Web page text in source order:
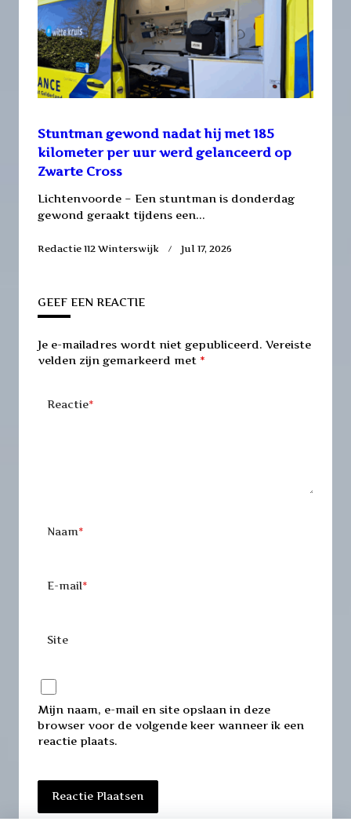
Stuntman gewond nadat hij met 185
kilometer per uur werd gelanceerd op
Zwarte Cross
Lichtenvoorde – Een stuntman is donderdag
gewond geraakt tijdens een...
Redactie 112 Winterswijk Jul 17, 2026
GEEF EEN REACTIE
Je e-mailadres wordt niet gepubliceerd. Vereiste
velden zijn gemarkeerd met *
Reactie*
Naam*
E-mail*
Site
Mijn naam, e-mail en site opslaan in deze
browser voor de volgende keer wanneer ik een
reactie plaats.